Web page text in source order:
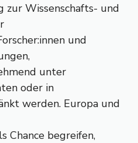
zur Wissenschafts- und
und
unter
oder in
werden. Europa und
Chance begreifen,